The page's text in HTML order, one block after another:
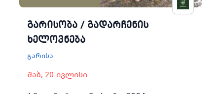
გარისობა / გადარჩენის
ხელოვნება
გარისა
შაბ, 20 ივლისი